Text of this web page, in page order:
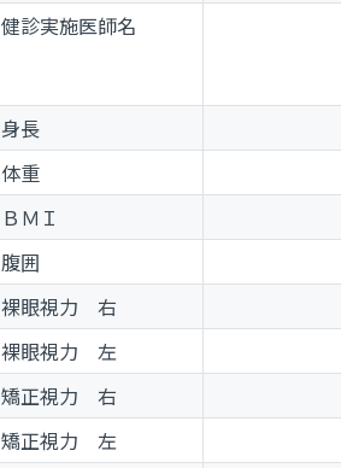
健診実施医師名
身長
体重
ＢＭＩ
腹囲
裸眼視力 右
裸眼視力 左
矯正視力 右
矯正視力 左